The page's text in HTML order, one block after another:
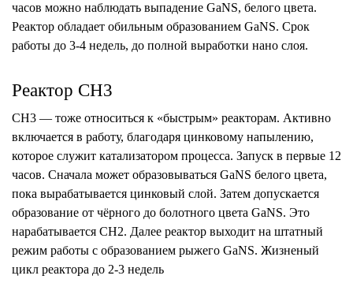
часов можно наблюдать выпадение GaNS, белого цвета.
Реактор обладает обильным образованием GaNS. Срок
работы до 3-4 недель, до полной выработки нано слоя.
Реактор CH3
CH3 — тоже относиться к «быстрым» реакторам. Активно
включается в работу, благодаря цинковому напылению,
которое служит катализатором процесса. Запуск в первые 12
часов. Сначала может образовываться GaNS белого цвета,
пока вырабатывается цинковый слой. Затем допускается
образование от чёрного до болотного цвета GaNS. Это
нарабатывается CH2. Далее реактор выходит на штатный
режим работы с образованием рыжего GaNS. Жизненый
цикл реактора до 2-3 недель